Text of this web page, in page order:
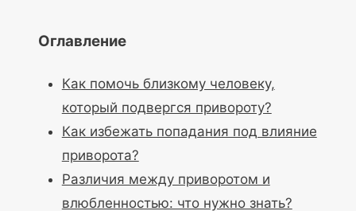
Оглавление
Как помочь близкому человеку,
который подвергся привороту?
Как избежать попадания под влияние
приворота?
Различия между приворотом и
влюбленностью: что нужно знать?